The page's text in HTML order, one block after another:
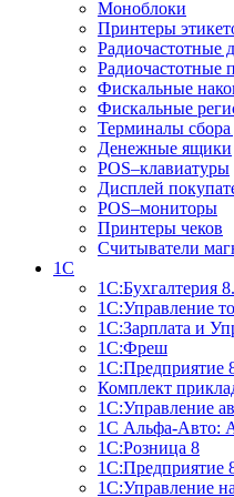
Моноблоки
Принтеры
Радиочастотные
Радиочастотные
Фискальные
Фискальные
Терминалы
Денежные ящики
POS–клавиатуры
Дисплей
POS–мониторы
Принтеры чеков
Считыватели
1С
1С:Бухгалтерия
1С:Управление
1С:Зарплата и
1С:Фреш
1С:Предприятие
Комплект
1С:Управление
1С Альфа-Авто:
1С:Розница 8
1С:Предприятие
1С:Управление